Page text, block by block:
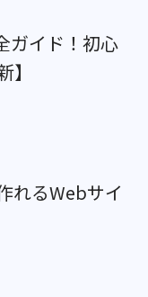
ガイド！初心
れるWebサイ